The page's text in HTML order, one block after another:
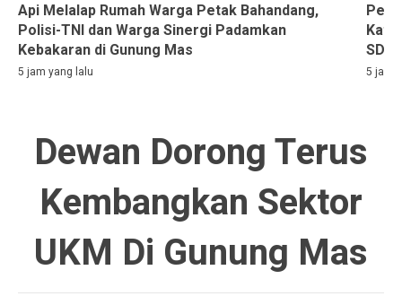
Api Melalap Rumah Warga Petak Bahandang,
Polisi-TNI dan Warga Sinergi Padamkan
Kebakaran di Gunung Mas
5 jam yang lalu
SD
5 jam
Dewan Dorong Terus
Kembangkan Sektor
UKM Di Gunung Mas